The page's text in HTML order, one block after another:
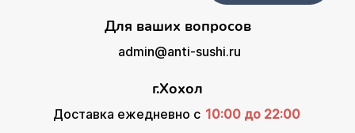
Для ваших вопросов
admin@anti-sushi.ru
г.Хохол
Доставка ежедневно с 10:00 до 22:00